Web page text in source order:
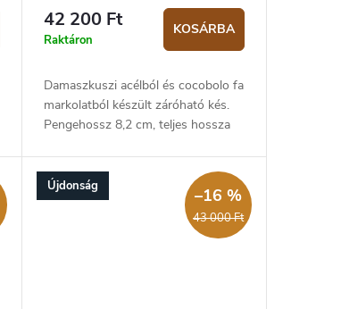
42 200 Ft
Raktáron
KOSÁRBA
Damaszkuszi acélból és cocobolo fa
markolatból készült záróható kés.
Pengehossz 8,2 cm, teljes hossza
Újdonság
43 000 Ft
–16 %